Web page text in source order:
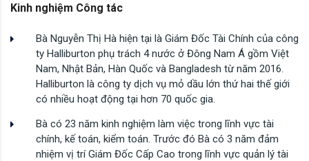
Kinh nghiệm Công tác
Bà Nguyễn Thị Hà hiện tại là Giám Đốc Tài Chính của công
ty Halliburton phụ trách 4 nước ở Đông Nam Á gồm Việt
Nam, Nhật Bản, Hàn Quốc và Bangladesh từ năm 2016.
Halliburton là công ty dịch vụ mỏ dầu lớn thứ hai thế giới
có nhiều hoạt động tại hơn 70 quốc gia.
Bà có 23 năm kinh nghiệm làm việc trong lĩnh vực tài
chính, kế toán, kiểm toán. Trước đó Bà có 3 năm đảm
nhiệm vị trí Giám Đốc Cấp Cao trong lĩnh vực quản lý tài